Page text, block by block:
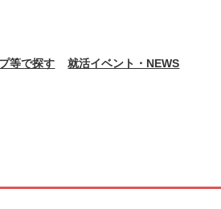
等で探す 就活イベント・NEWS